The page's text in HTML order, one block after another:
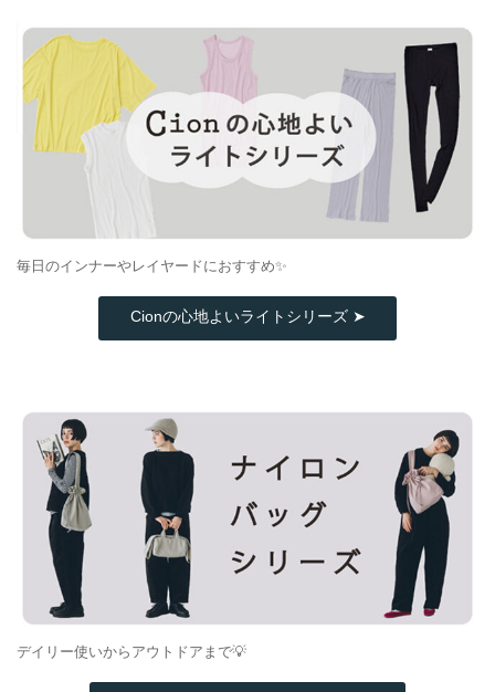
毎日のインナーやレイヤードにおすすめ✨
Cionの心地よいライトシリーズ ➤
デイリー使いからアウトドアまで💡